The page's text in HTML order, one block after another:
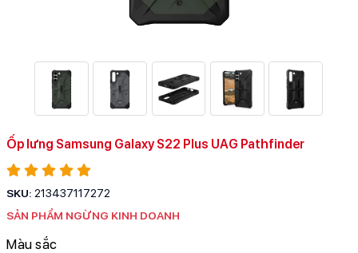
Ốp lưng Samsung Galaxy S22 Plus UAG Pathfinder
SKU: 213437117272
SẢN PHẨM NGỪNG KINH DOANH
Màu sắc